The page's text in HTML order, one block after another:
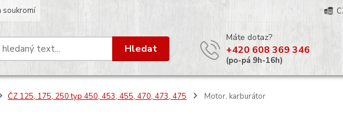
soukromí
Hledat
Máte dotaz?
+420 608 369 346
(po-pá 9h-16h)
ČZ 125, 175, 250 typ 450, 453, 455, 470, 473, 475 Motor, karburátor